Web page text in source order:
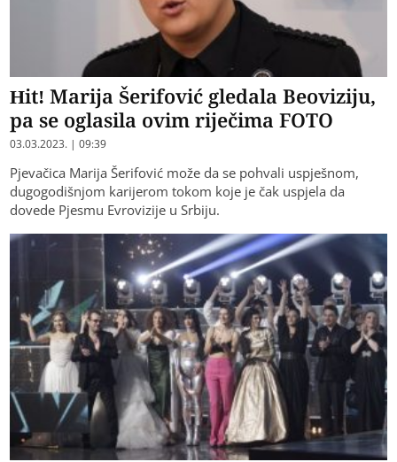
Hit! Marija Šerifović gledala Beoviziju,
pa se oglasila ovim riječima FOTO
03.03.2023. | 09:39
Pjevačica Marija Šerifović može da se pohvali uspješnom,
dugogodišnjom karijerom tokom koje je čak uspjela da
dovede Pjesmu Evrovizije u Srbiju.